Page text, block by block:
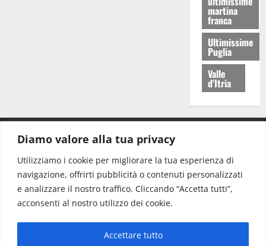
Diamo valore alla tua privacy
Utilizziamo i cookie per migliorare la tua esperienza di
navigazione, offrirti pubblicità o contenuti personalizzati
e analizzare il nostro traffico. Cliccando “Accetta tutti”,
acconsenti al nostro utilizzo dei cookie.
Accettare tutto
martina
franca
Ultimissime
Puglia
Valle
d'Itria
Redazione: redazione@www.martinasera.it
Direttore:direttore@www.martinasera.it
Info & Commerciale:info@www.martinasera.it